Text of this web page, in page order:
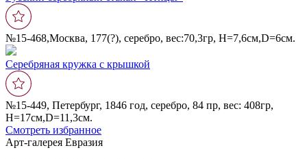
№15-468,Москва, 177(?), серебро, вес:70,3гр, Н=7,6см,D=6см.
Серебряная кружка с крышкой
№15-449, Петербург, 1846 год, серебро, 84 пр, вес: 408гр,
Н=17см,D=11,3см.
Смотреть избранное
Арт-галерея Евразия